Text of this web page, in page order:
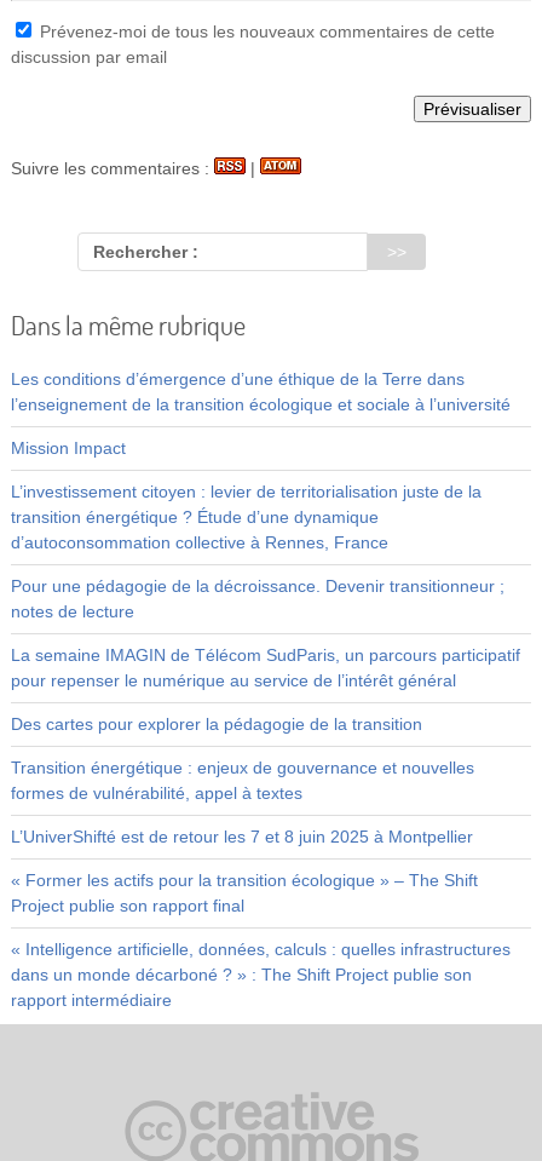
Prévenez-moi de tous les nouveaux commentaires de cette
discussion par email
Suivre les commentaires : |
Rechercher :
Dans la même rubrique
Les conditions d’émergence d’une éthique de la Terre dans
l’enseignement de la transition écologique et sociale à l’université
Mission Impact
L’investissement citoyen : levier de territorialisation juste de la
transition énergétique ? Étude d’une dynamique
d’autoconsommation collective à Rennes, France
Pour une pédagogie de la décroissance. Devenir transitionneur ;
notes de lecture
La semaine IMAGIN de Télécom SudParis, un parcours participatif
pour repenser le numérique au service de l’intérêt général
Des cartes pour explorer la pédagogie de la transition
Transition énergétique : enjeux de gouvernance et nouvelles
formes de vulnérabilité, appel à textes
L’UniverShifté est de retour les 7 et 8 juin 2025 à Montpellier
« Former les actifs pour la transition écologique » – The Shift
Project publie son rapport final
« Intelligence artificielle, données, calculs : quelles infrastructures
dans un monde décarboné ? » : The Shift Project publie son
rapport intermédiaire